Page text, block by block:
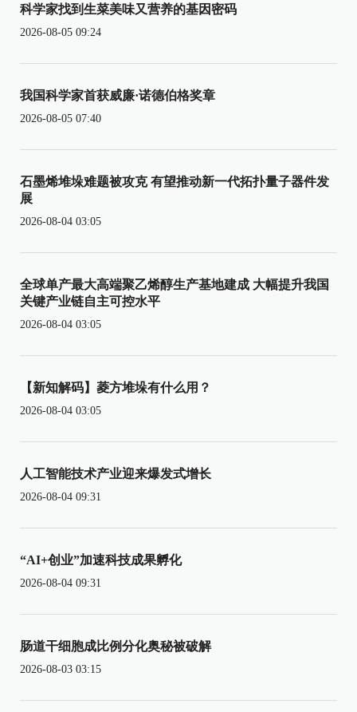
科学家找到生菜美味又营养的基因密码
2026-08-05 09:24
我国科学家首获威廉·诺德伯格奖章
2026-08-05 07:40
石墨烯堆垛难题被攻克 有望推动新一代拓扑量子器件发
展
2026-08-04 03:05
全球单产最大高端聚乙烯醇生产基地建成 大幅提升我国
关键产业链自主可控水平
2026-08-04 03:05
【新知解码】菱方堆垛有什么用？
2026-08-04 03:05
人工智能技术产业迎来爆发式增长
2026-08-04 09:31
“AI+创业”加速科技成果孵化
2026-08-04 09:31
肠道干细胞成比例分化奥秘被破解
2026-08-03 03:15